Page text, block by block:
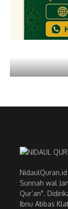
Sunnah wal
Qur’an".
Ibnu Abbas